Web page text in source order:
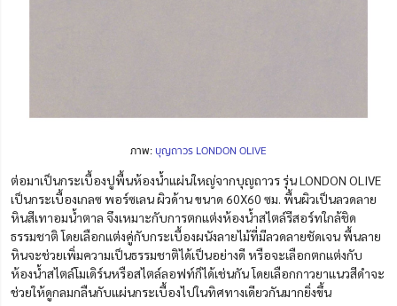
ภาพ: บุญถาวร LONDON OLIVE
ต่อมาเป็นกระเบื้องปูพื้นห้องน้ำแผ่นใหญ่จากบุญถาวร รุ่น LONDON OLIVE
เป็นกระเบื้องเกลซ พอร์ซเลน ผิวด้าน ขนาด 60X60 ซม. พื้นผิวเป็นลวดลาย
หินสีเทาอมน้ำตาล จึงเหมาะกับการตกแต่งห้องน้ำสไตล์รีสอร์ทใกล้ชิด
ธรรมชาติ โดยเลือกแต่งคู่กับกระเบื้องผนังลายไม้ที่มีลวดลายชัดเจน พื้นลาย
หินจะช่วยเพิ่มความเป็นธรรมชาติได้เป็นอย่างดี หรือจะเลือกตกแต่งกับ
ห้องน้ำสไตล์โมเดิร์นหรือสไตล์ลอฟท์ก็ได้เช่นกัน โดยเลือกกาวยาแนวสีดำจะ
ช่วยให้ดูกลมกลืนกับแผ่นกระเบื้องไปในทิศทางเดียวกันมากยิ่งขึ้น